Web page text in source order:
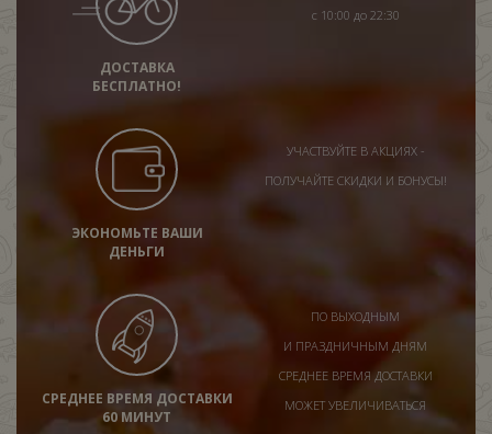
ДОСТАВКА
БЕСПЛАТНО!
с 10:00 до 22:30
ЭКОНОМЬТЕ ВАШИ
ДЕНЬГИ
УЧАСТВУЙТЕ В АКЦИЯХ -
ПОЛУЧАЙТЕ СКИДКИ И БОНУСЫ!
СРЕДНЕЕ ВРЕМЯ ДОСТАВКИ
60 МИНУТ
ПО ВЫХОДНЫМ
И ПРАЗДНИЧНЫМ ДНЯМ
СРЕДНЕЕ ВРЕМЯ ДОСТАВКИ
МОЖЕТ УВЕЛИЧИВАТЬСЯ